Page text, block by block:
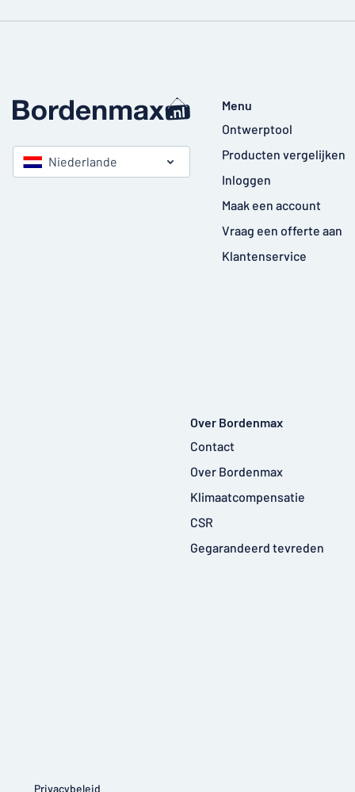
Niederlande
Menu
Ontwerptool
Producten vergelijken
Inloggen
Maak een account
Vraag een offerte aan
Klantenservice
Over Bordenmax
Contact
Over Bordenmax
Klimaatcompensatie
CSR
Gegarandeerd tevreden
Privacybeleid